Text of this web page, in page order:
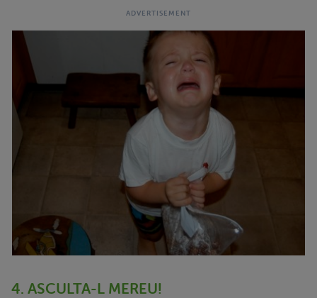
4. ASCULTA-L MEREU!